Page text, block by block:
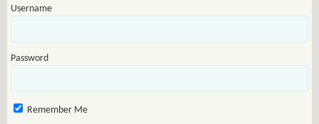
Username
Password
Remember Me